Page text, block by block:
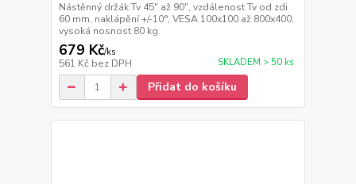
Nástěnný držák Tv 45" až 90", vzdálenost Tv od zdi
60 mm, naklápění +/-10°, VESA 100x100 až 800x400,
vysoká nosnost 80 kg.
679 Kč/ks
561 Kč bez DPH SKLADEM > 50 ks
Přidat do košíku